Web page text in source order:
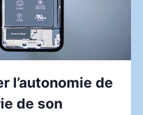
l’autonomie de
de son